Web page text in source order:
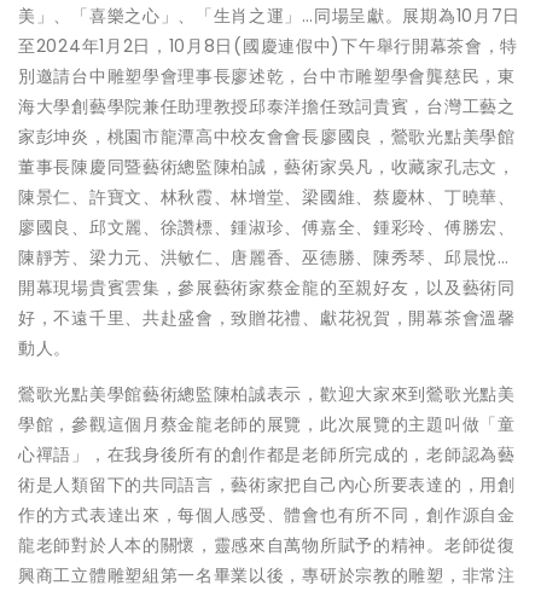
美」、「喜樂之心」、「生肖之運」…同場呈獻。展期為10月7日
至2024年1月2日，10月8日(國慶連假中)下午舉行開幕茶會，特
別邀請台中雕塑學會理事長廖述乾，台中市雕塑學會龔慈民，東
海大學創藝學院兼任助理教授邱泰洋擔任致詞貴賓，台灣工藝之
家彭坤炎，桃園市龍潭高中校友會會長廖國良，鶯歌光點美學館
董事長陳慶同暨藝術總監陳柏誠，藝術家吳凡，收藏家孔志文，
陳景仁、許寶文、林秋霞、林增堂、梁國維、蔡慶林、丁曉華、
廖國良、邱文麗、徐讚標、鍾淑珍、傅嘉全、鍾彩玲、傅勝宏、
陳靜芳、梁力元、洪敏仁、唐麗香、巫德勝、陳秀琴、邱晨悅…
開幕現場貴賓雲集，參展藝術家蔡金龍的至親好友，以及藝術同
好，不遠千里、共赴盛會，致贈花禮、獻花祝賀，開幕茶會溫馨
動人。
鶯歌光點美學館藝術總監陳柏誠表示，歡迎大家來到鶯歌光點美
學館，參觀這個月蔡金龍老師的展覽，此次展覽的主題叫做「童
心禪語」，在我身後所有的創作都是老師所完成的，老師認為藝
術是人類留下的共同語言，藝術家把自己內心所要表達的，用創
作的方式表達出來，每個人感受、體會也有所不同，創作源自金
龍老師對於人本的關懷，靈感來自萬物所賦予的精神。老師從復
興商工立體雕塑組第一名畢業以後，專研於宗教的雕塑，非常注